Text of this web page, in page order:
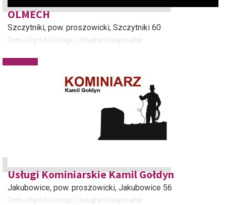
OLMECH
Szczytniki, pow. proszowicki, Szczytniki 60
Dom i Ogród Usługi Usługi profesjonalne
Usługi Kominiarskie Kamil Gołdyn
Jakubowice, pow. proszowicki, Jakubowice 56
Dom i Ogród Usługi Usługi profesjonalne